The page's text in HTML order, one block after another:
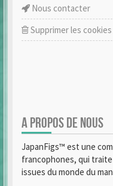
Nous contacter
Supprimer les
A PROPOS DE NOUS
JapanFigs™ est une
francophones, qui
issues du monde du